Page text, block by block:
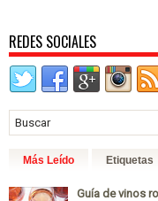
REDES SOCIALES
Más Leído Etiquetas
Guía de vinos